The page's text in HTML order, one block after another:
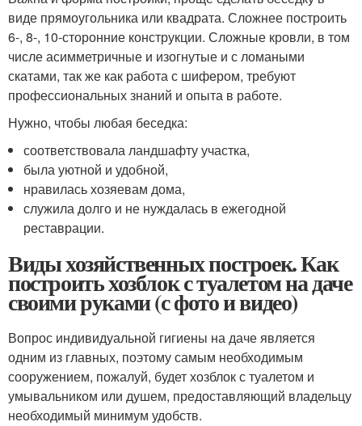
виде прямоугольника или квадрата. Сложнее построить
6-, 8-, 10-сторонние конструкции. Сложные кровли, в том
числе асимметричные и изогнутые и с ломаными
скатами, так же как работа с шифером, требуют
профессиональных знаний и опыта в работе.
Нужно, чтобы любая беседка:
соответствовала ландшафту участка,
была уютной и удобной,
нравилась хозяевам дома,
служила долго и не нуждалась в ежегодной
реставрации.
Виды хозяйственных построек. Как
построить хозблок с туалетом на даче
своими руками (с фото и видео)
Вопрос индивидуальной гигиены на даче является
одним из главных, поэтому самым необходимым
сооружением, пожалуй, будет хозблок с туалетом и
умывальником или душем, предоставляющий владельцу
необходимый минимум удобств.